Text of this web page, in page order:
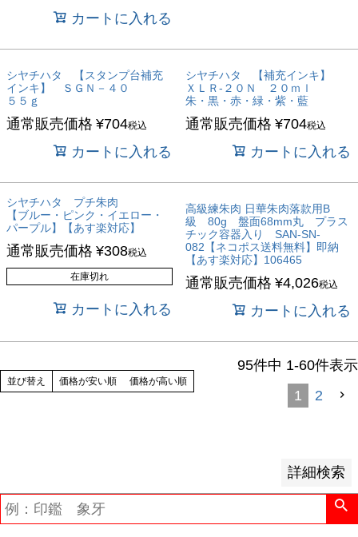
カートに入れる
シヤチハタ 【スタンプ台補充
インキ】 ＳＧＮ－４０
５５ｇ
通常販売価格 ¥704税込
カートに入れる
シヤチハタ 【補充インキ】
ＸＬＲ-２０Ｎ ２０ｍｌ
朱・黒・赤・緑・紫・藍
通常販売価格 ¥704税込
カートに入れる
シヤチハタ プチ朱肉
【ブルー・ピンク・イエロー・
パープル】【あす楽対応】
通常販売価格 ¥308税込
在庫切れ
カートに入れる
高級練朱肉 日華朱肉落款用B
級 80g 盤面68mm丸 プラス
チック容器入り SAN-SN-
082【ネコポス送料無料】即納
【あす楽対応】106465
通常販売価格 ¥4,026税込
カートに入れる
並び替え 価格が安い順 価格が高い順
95件中 1-60件表示
1
2
詳細検索
在庫なし商品を表示しない
商品番号/JANコード
バンドル販売
予約商品
予約商品のみを表示
並び順
新着順
登録順
価格が高い順
優先度順
レビュー順